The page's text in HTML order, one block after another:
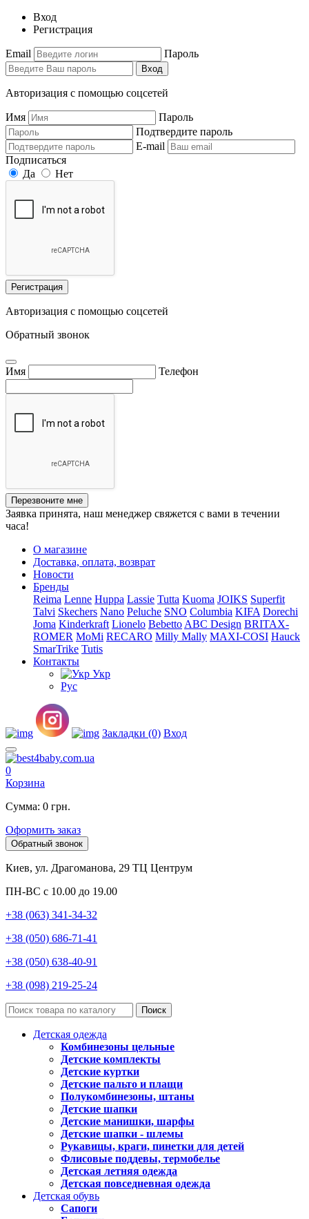
Вход
Регистрация
Email Пароль
Вход
Авторизация с помощью соцсетей
Имя
Пароль
Подтвердите пароль
E-mail
Подписаться
Да
Нет
Регистрация
Авторизация с помощью соцсетей
Обратный звонок
Имя Телефон
Перезвоните мне
Заявка принята, наш менеджер свяжется с вами в течении
часа!
О магазине
Доставка, оплата, возврат
Новости
Бренды
Reima Lenne Huppa Lassie Tutta Kuoma JOIKS Superfit
Talvi Skechers Nano Peluche SNO Columbia KIFA Dorechi
Joma Kinderkraft Lionelo Bebetto ABC Design BRITAX-
ROMER MoMi RECARO Milly Mally MAXI-COSI Hauck
SmarTrike Tutis
Контакты
Укр
Рус
Закладки (0) Вход
0
Корзина
Сумма: 0 грн.
Оформить заказ
Обратный звонок
Киев, ул. Драгоманова, 29 ТЦ Центрум
ПН-ВС с 10.00 до 19.00
+38 (063) 341-34-32
+38 (050) 686-71-41
+38 (050) 638-40-91
+38 (098) 219-25-24
Поиск
Детская одежда
Комбинезоны цельные
Детские комплекты
Детские куртки
Детские пальто и плащи
Полукомбинезоны, штаны
Детские шапки
Детские манишки, шарфы
Детские шапки - шлемы
Рукавицы, краги, пинетки для детей
Флисовые поддевы, термобелье
Детская летняя одежда
Детская повседневная одежда
Детская обувь
Сапоги